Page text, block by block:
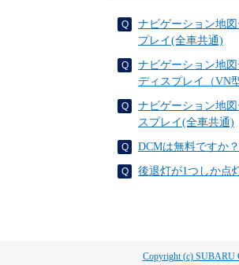
ナビゲーション地
プレイ(全車共通)
ナビゲーション地
ディスプレイ（VN
ナビゲーション地
スプレイ(全車共通)
DCMは無料ですか？
後退灯が1つしか点
Copyright (c) SUBARU